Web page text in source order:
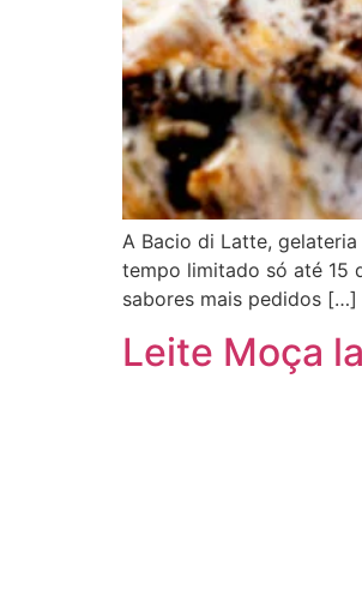
A Bacio di Latte,
tempo limitado só até 15
sabores mais pedidos […]
Leite Moça